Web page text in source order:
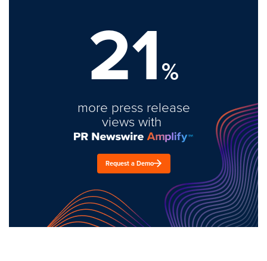
21%
more press release
views with
Request a Demo